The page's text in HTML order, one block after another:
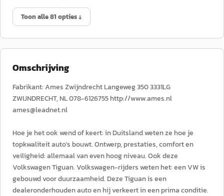
Toon alle 81 opties ↓
Omschrijving
Fabrikant: Ames Zwijndrecht Langeweg 350 3331LG
ZWIJNDRECHT, NL 078-6126755 http://www.ames.nl
ames@leadnet.nl
Hoe je het ook wend of keert: in Duitsland weten ze hoe je
topkwaliteit auto's bouwt. Ontwerp, prestaties, comfort en
veiligheid: allemaal van even hoog niveau. Ook deze
Volkswagen Tiguan. Volkswagen-rijders weten het: een VW is
gebouwd voor duurzaamheid. Deze Tiguan is een
dealeronderhouden auto en hij verkeert in een prima conditie.